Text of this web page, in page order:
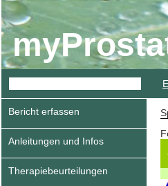
Bericht erfassen
Anleitungen und Infos
Therapiebeurteilungen